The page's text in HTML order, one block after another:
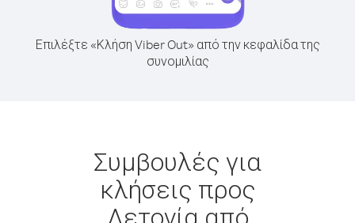
Επιλέξτε «Κλήση Viber Out» από την κεφαλίδα της
συνομιλίας
Συμβουλές για
κλήσεις προς
Λετονία από